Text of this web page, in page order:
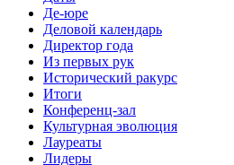
Де-юре
Деловой календарь
Директор года
Из первых рук
Исторический ракурс
Итоги
Конференц-зал
Культурная эволюция
Лауреаты
Лидеры